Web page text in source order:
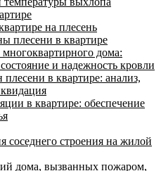
на плесень
плесени в квартире
дома:
и надежность кровли
в квартире: анализ,
в квартире: обеспечение
соседнего строения на жилой
дома, вызванных пожаром,